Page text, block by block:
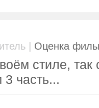
| Оценка
стиле, так
часть...